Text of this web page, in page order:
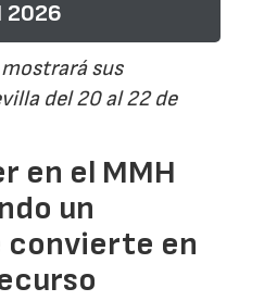
2026
sus
del 20 al 22 de
en el MMH
un
convierte en